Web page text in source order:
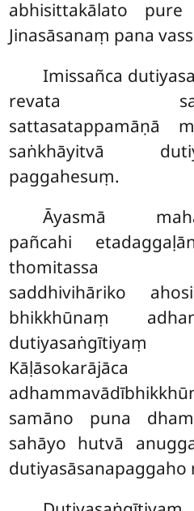
abhisittakālato pure
Jinasāsanaṃ pana
Imissañca
revata
sattasatappamāṇā
saṅkhāyitvā
paggahesuṃ.
Āyasmā
pañcahi
thomitassa
saddhivihāriko
bhikkhūnaṃ
samāno puna
sahāyo hutvā